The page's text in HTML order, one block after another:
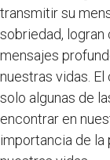
transmitir su
sobriedad,
mensajes
nuestras vidas.
solo algunas de
encontrar en
importancia de la